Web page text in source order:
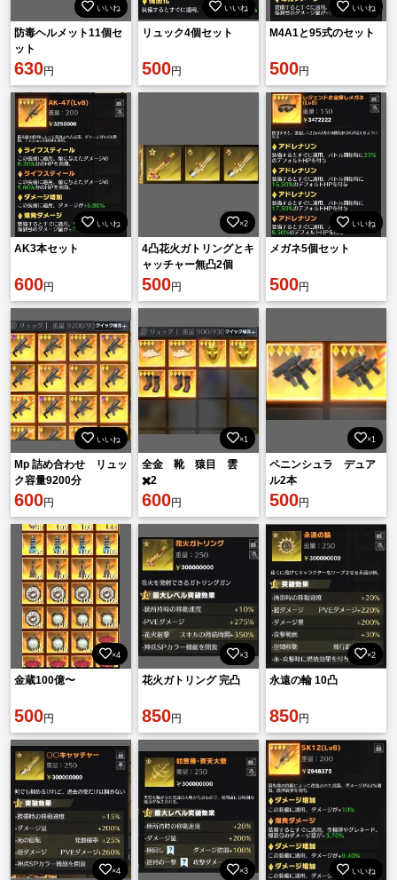
いいね
防毒ヘルメット11個セ
ット
630円
いいね
リュック4個セット
500円
いいね
M4A1と95式のセット
500円
いいね
AK3本セット
600円
×2
4凸花火ガトリングとキ
ャッチャー無凸2個
500円
いいね
メガネ5個セット
500円
いいね
Mp 詰め合わせ リュッ
ク容量9200分
600円
×1
全金 靴 猿目 雲
✖️2
600円
×1
ペニンシュラ デュア
ル2本
500円
×4
金蔵100億〜
500円
×3
花火ガトリング 完凸
850円
×2
永遠の輪 10凸
850円
×4 ×3 いいね